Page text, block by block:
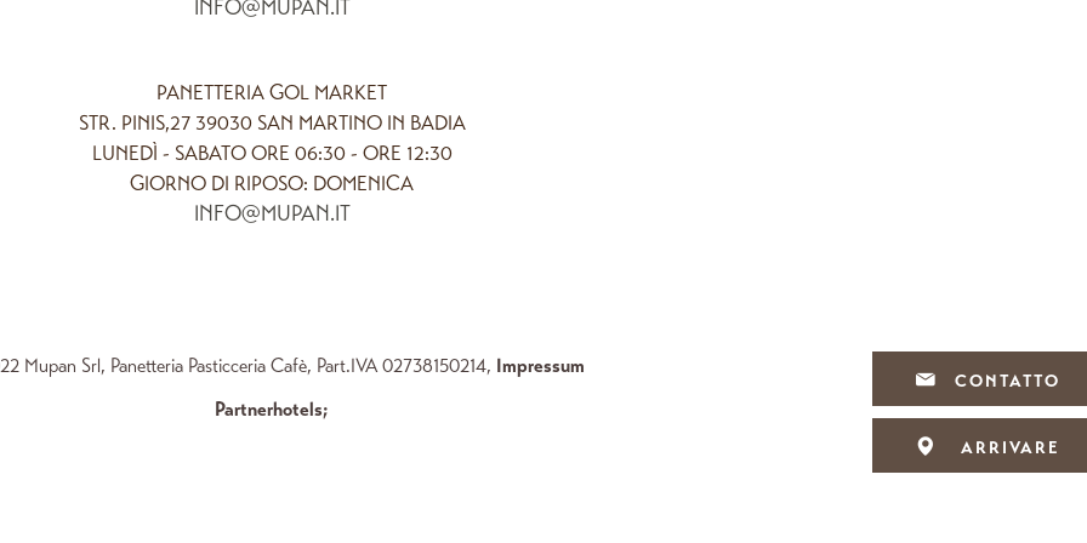
CONTATTO
ARRIVARE
INFO@MUPAN.IT
PANETTERIA GOL MARKET
STR. PINIS,27 39030 SAN MARTINO IN BADIA
LUNEDÌ - SABATO ORE 06:30 - ORE 12:30
GIORNO DI RIPOSO: DOMENICA
INFO@MUPAN.IT
Mupan Srl, Panetteria Pasticceria Cafè, Part.IVA 02738150214, Impressum
Partnerhotels;